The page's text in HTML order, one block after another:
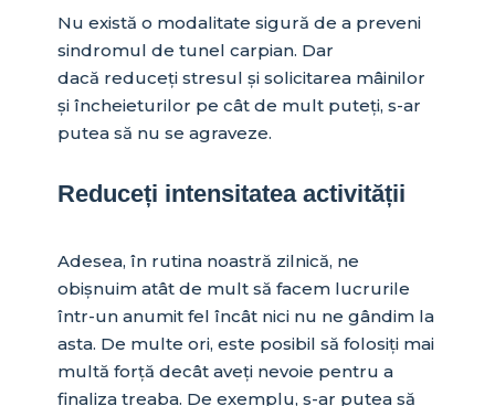
Nu există o modalitate sigură de a preveni
sindromul de tunel carpian. Dar
dacă reduceți stresul și solicitarea mâinilor
și încheieturilor pe cât de mult puteți, s-ar
putea să nu se agraveze.
Reduceți intensitatea activității
Adesea, în rutina noastră zilnică, ne
obișnuim atât de mult să facem lucrurile
într-un anumit fel încât nici nu ne gândim la
asta. De multe ori, este posibil să folosiți mai
multă forță decât aveți nevoie pentru a
finaliza treaba. De exemplu, s-ar putea să